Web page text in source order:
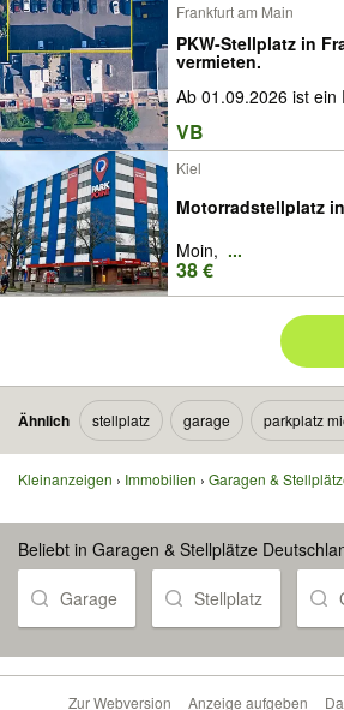
Frankfurt am Main
PKW-Stellplatz in
vermieten.
Ab 01.09.2026 ist ein
VB
Kiel
Motorradstellplatz
Moin, ...
38 €
Ähnlich stellplatz garage parkplatz
Kleinanzeigen Immobilien Garagen &
Beliebt in Garagen & Stellplätze
Garage Stellplatz
Zur Webversion Anzeige aufgeben